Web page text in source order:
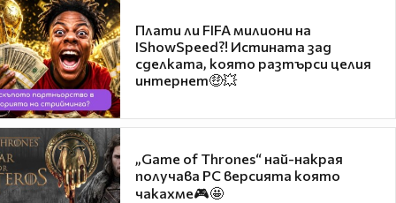
Плати ли FIFA милиони на
IShowSpeed?! Истината зад
сделката, която разтърси целия
интернет🤑💥
„Game of Thrones“ най-накрая
получава PC версията която
чакахме🎮🤩